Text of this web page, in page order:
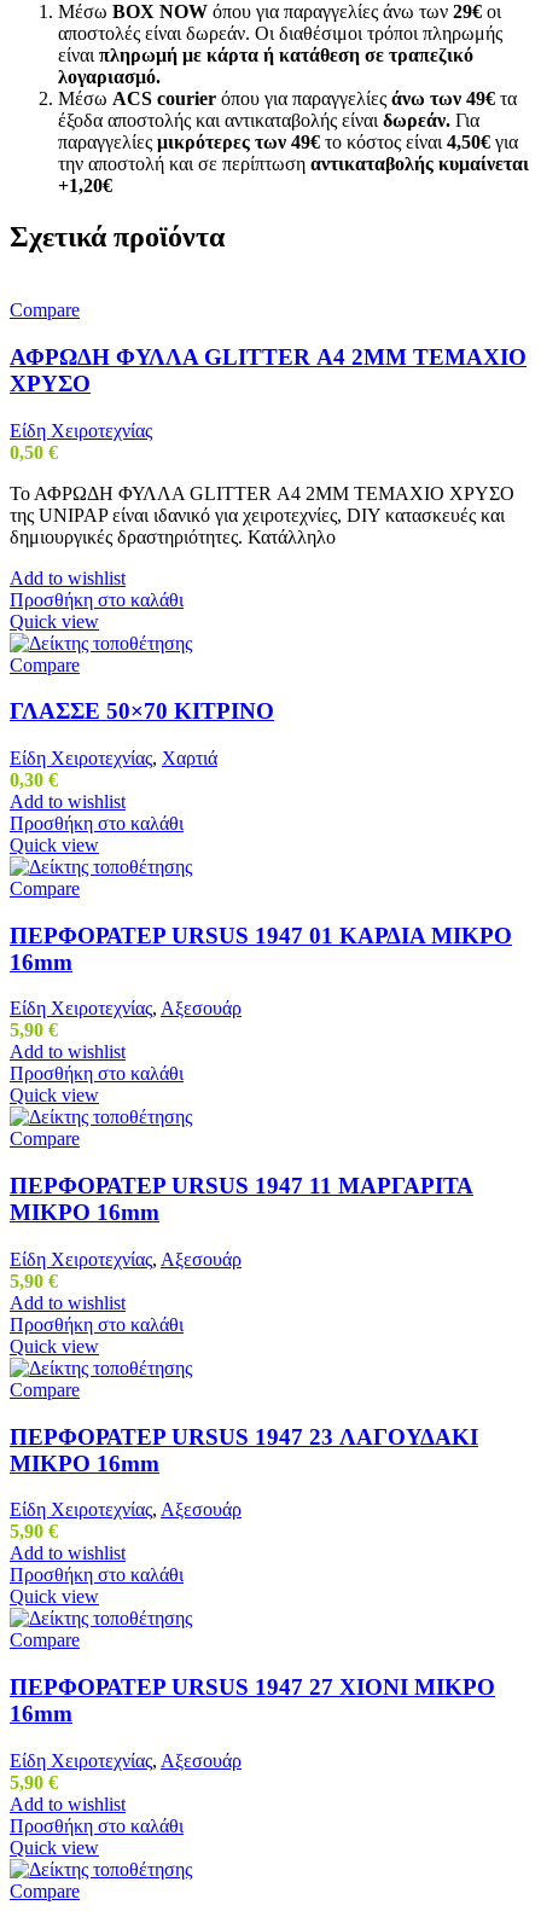
Μέσω BOX NOW όπου για παραγγελίες άνω των 29€ οι
αποστολές είναι δωρεάν. Οι διαθέσιμοι τρόποι πληρωμής
είναι πληρωμή με κάρτα ή κατάθεση σε τραπεζικό
λογαριασμό.
Μέσω ACS courier όπου για παραγγελίες άνω των 49€ τα
έξοδα αποστολής και αντικαταβολής είναι δωρεάν. Για
παραγγελίες μικρότερες των 49€ το κόστος είναι 4,50€ για
την αποστολή και σε περίπτωση αντικαταβολής κυμαίνεται
+1,20€
Σχετικά προϊόντα
Compare
ΑΦΡΩΔΗ ΦΥΛΛΑ GLITTER Α4 2MM ΤΕΜΑΧΙΟ
ΧΡΥΣΟ
Είδη Χειροτεχνίας
0,50 €
Το ΑΦΡΩΔΗ ΦΥΛΛΑ GLITTER Α4 2MM ΤΕΜΑΧΙΟ ΧΡΥΣΟ
της UNIPAP είναι ιδανικό για χειροτεχνίες, DIY κατασκευές και
δημιουργικές δραστηριότητες. Κατάλληλο
Add to wishlist
Προσθήκη στο καλάθι
Quick view
Compare
ΓΛΑΣΣΕ 50×70 ΚΙΤΡΙΝΟ
Είδη Χειροτεχνίας, Χαρτιά
0,30 €
Add to wishlist
Προσθήκη στο καλάθι
Quick view
Compare
ΠΕΡΦΟΡΑΤΕΡ URSUS 1947 01 ΚΑΡΔΙΑ ΜΙΚΡΟ
16mm
Είδη Χειροτεχνίας, Αξεσουάρ
5,90 €
Add to wishlist
Προσθήκη στο καλάθι
Quick view
Compare
ΠΕΡΦΟΡΑΤΕΡ URSUS 1947 11 ΜΑΡΓΑΡΙΤΑ
ΜΙΚΡΟ 16mm
Είδη Χειροτεχνίας, Αξεσουάρ
5,90 €
Add to wishlist
Προσθήκη στο καλάθι
Quick view
Compare
ΠΕΡΦΟΡΑΤΕΡ URSUS 1947 23 ΛΑΓΟΥΔΑΚΙ
ΜΙΚΡΟ 16mm
Είδη Χειροτεχνίας, Αξεσουάρ
5,90 €
Add to wishlist
Προσθήκη στο καλάθι
Quick view
Compare
ΠΕΡΦΟΡΑΤΕΡ URSUS 1947 27 ΧΙΟΝΙ ΜΙΚΡΟ
16mm
Είδη Χειροτεχνίας, Αξεσουάρ
5,90 €
Add to wishlist
Προσθήκη στο καλάθι
Quick view
Compare